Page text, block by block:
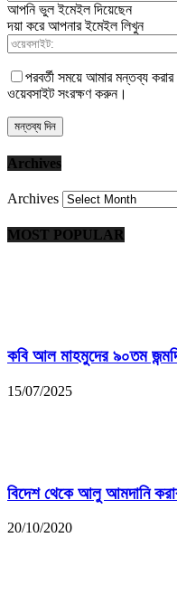
আপনি ভুল ইমেইল দিয়েছেন
দয়া করে আপনার ইমেইল লিখুন
পরবর্তী সময়ে আমার মন্তব্য
ওয়েবসাইট সংরক্ষণ করুন।
Archives
Archives
MOST POPULAR
কবি আল মাহমুদের ৯০তম
15/07/2025
বিদেশ থেকে আলু আমদানি করার
20/10/2020